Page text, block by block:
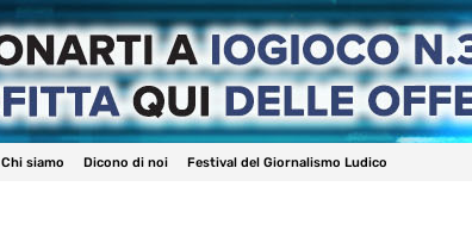
Chi siamo Dicono di noi Festival del Giornalismo Ludico